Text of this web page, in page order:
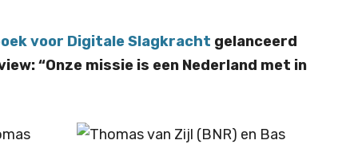
voor Digitale Slagkracht gelanceerd
“Onze missie is een Nederland met in